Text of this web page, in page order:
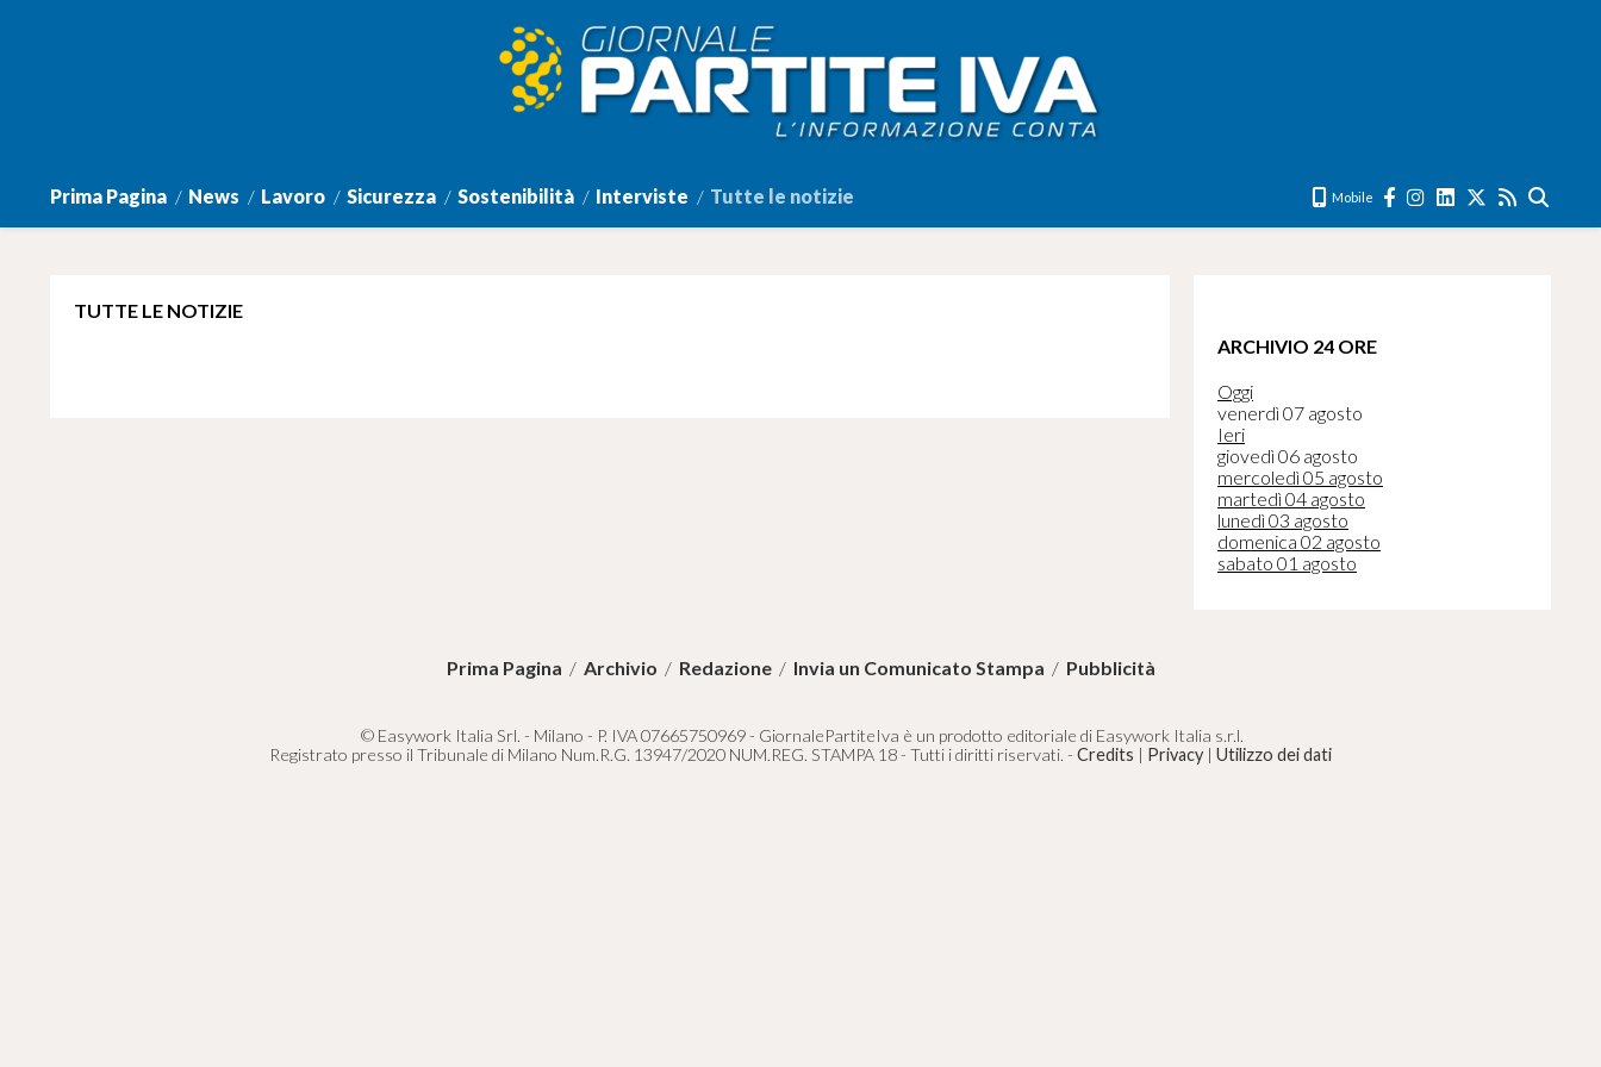
Prima Pagina News Lavoro Sicurezza Sostenibilità Interviste Tutte le notizie Mobile
TUTTE LE NOTIZIE
ARCHIVIO 24 ORE
Oggi
venerdì 07 agosto
Ieri
giovedì 06 agosto
mercoledì 05 agosto
martedì 04 agosto
lunedì 03 agosto
domenica 02 agosto
sabato 01 agosto
Prima Pagina / Archivio / Redazione/ Invia un Comunicato Stampa / Pubblicità
© Easywork Italia Srl. - Milano - P. IVA 07665750969 - GiornalePartiteIva è un prodotto editoriale di Easywork Italia s.r.l.
Registrato presso il Tribunale di Milano Num.R.G. 13947/2020 NUM.REG. STAMPA 18 - Tutti i diritti riservati. - Credits | Privacy | Utilizzo dei dati